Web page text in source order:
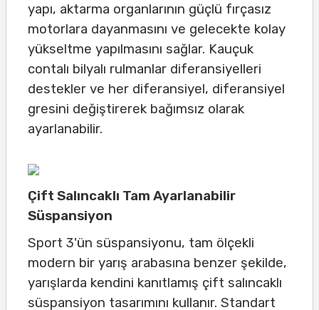
yapı, aktarma organlarının güçlü fırçasız
motorlara dayanmasını ve gelecekte kolay
yükseltme yapılmasını sağlar. Kauçuk
contalı bilyalı rulmanlar diferansiyelleri
destekler ve her diferansiyel, diferansiyel
gresini değiştirerek bağımsız olarak
ayarlanabilir.
Çift Salıncaklı Tam Ayarlanabilir
Süspansiyon
Sport 3'ün süspansiyonu, tam ölçekli
modern bir yarış arabasına benzer şekilde,
yarışlarda kendini kanıtlamış çift salıncaklı
süspansiyon tasarımını kullanır. Standart